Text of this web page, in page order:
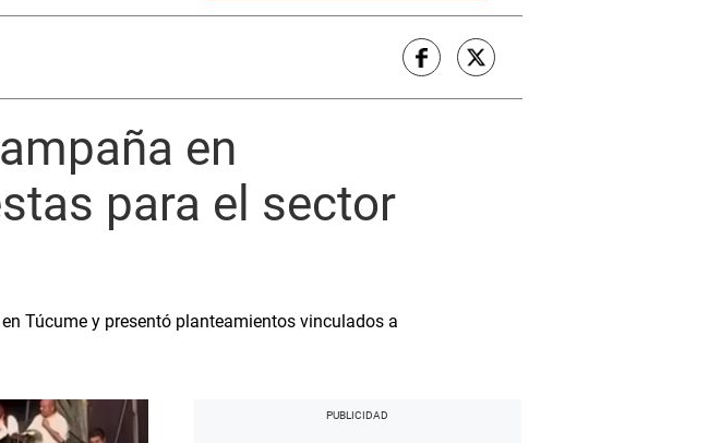
en
para el sector
Túcume y presentó planteamientos vinculados a